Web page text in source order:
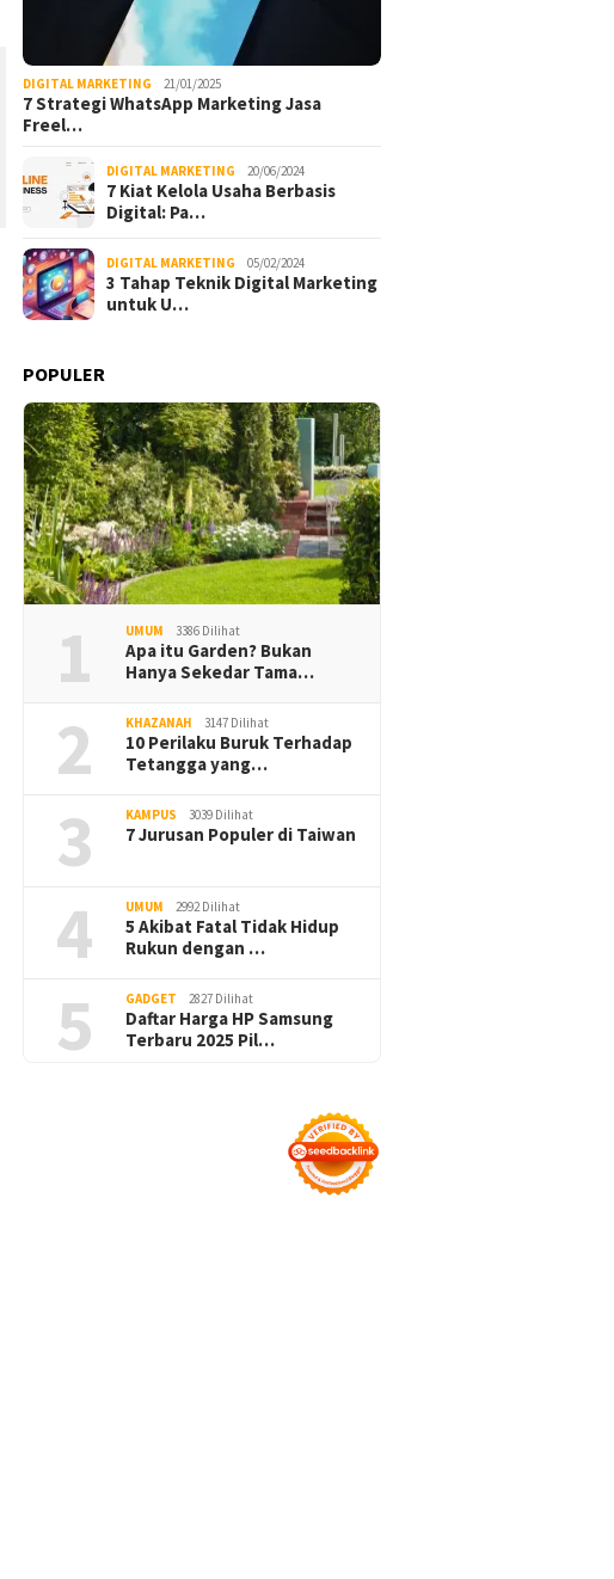
DIGITAL MARKETING 21/01/2025
7 Strategi WhatsApp Marketing Jasa
Freel…
DIGITAL MARKETING 20/06/2024
7 Kiat Kelola Usaha Berbasis
Digital: Pa…
DIGITAL MARKETING 05/02/2024
3 Tahap Teknik Digital Marketing
untuk U…
POPULER
1 UMUM 3386 Dilihat
Apa itu Garden? Bukan
Hanya Sekedar Tama…
2 KHAZANAH 3147 Dilihat
10 Perilaku Buruk Terhadap
Tetangga yang…
3 KAMPUS 3039 Dilihat
7 Jurusan Populer di Taiwan
4 UMUM 2992 Dilihat
5 Akibat Fatal Tidak Hidup
Rukun dengan …
5 GADGET 2827 Dilihat
Daftar Harga HP Samsung
Terbaru 2025 Pil…